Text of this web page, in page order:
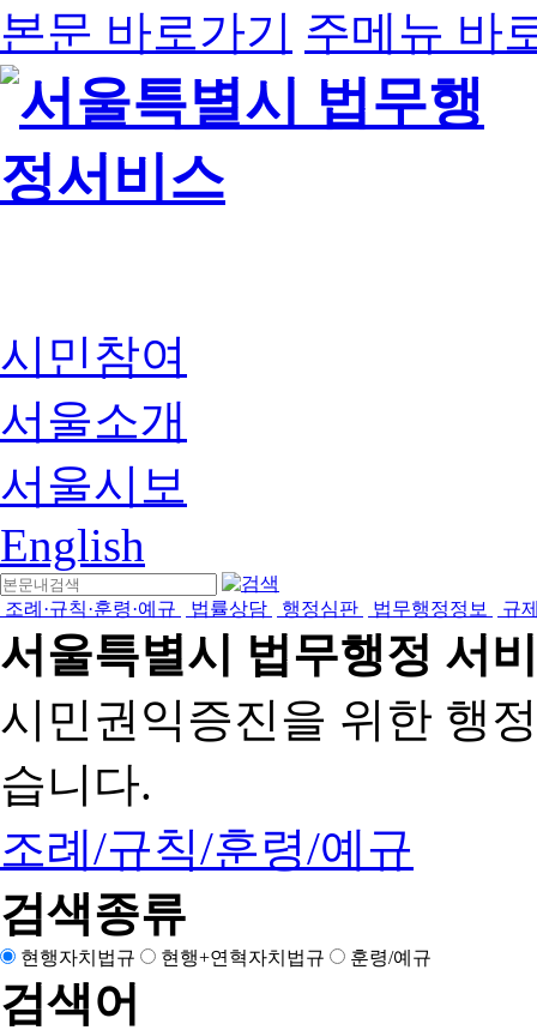
본문 바로가기 주메뉴 바
시민참여
서울소개
서울시보
English
조례·규칙·훈령·예규 법률상담 행정심판 법무행정정보 규
서울특별시 법무행정 서
시민권익증진을 위한 행
습니다.
조례/규칙/훈령/예규
검색종류
현행자치법규 현행+연혁자치법규 훈령/예규
검색어